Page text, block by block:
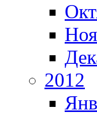
2012